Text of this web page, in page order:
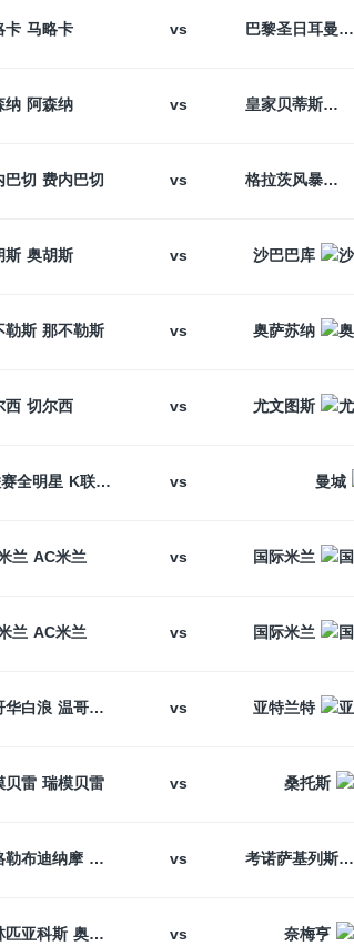
马略卡 vs 巴黎圣日耳曼
阿森纳 vs 皇家贝蒂斯
费内巴切 vs 格拉茨风暴
奥胡斯 vs 沙巴巴库
那不勒斯 vs 奥萨苏纳
切尔西 vs 尤文图斯
K联赛全明星 vs 曼城
AC米兰 vs 国际米兰
AC米兰 vs 国际米兰
温哥华白浪 vs 亚特兰特
瑞模贝雷 vs 桑托斯
萨格勒布迪纳摩
vs 考诺萨基列斯
奥林匹亚科斯 vs 奈梅亨